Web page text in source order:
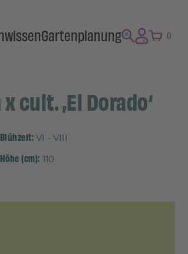
Gartenplanung 0
cult. ‚El Dorado‘
Blühzeit: VI - VIII
Höhe (cm): 110